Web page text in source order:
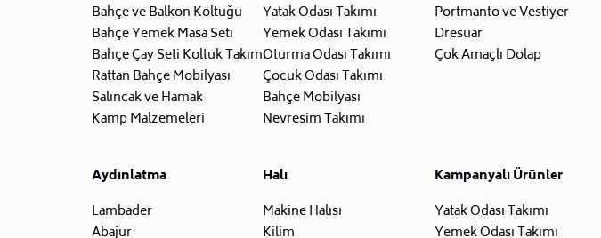
Bahçe ve Balkon Koltuğu
Bahçe Yemek Masa Seti
Bahçe Çay Seti Koltuk Takımı
Rattan Bahçe Mobilyası
Salıncak ve Hamak
Kamp Malzemeleri
Yatak Odası Takımı
Yemek Odası Takımı
Oturma Odası Takımı
Çocuk Odası Takımı
Bahçe Mobilyası
Nevresim Takımı
Portmanto ve Vestiyer
Dresuar
Çok Amaçlı Dolap
Aydınlatma
Lambader
Abajur
Halı
Makine Halısı
Kilim
Kampanyalı Ürünler
Yatak Odası Takımı
Yemek Odası Takımı